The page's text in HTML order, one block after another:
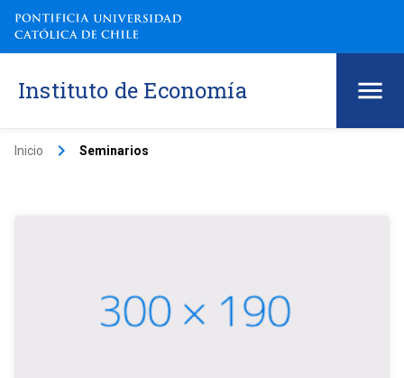
Instituto de Economía
Inicio keyboard_arrow_right Seminarios